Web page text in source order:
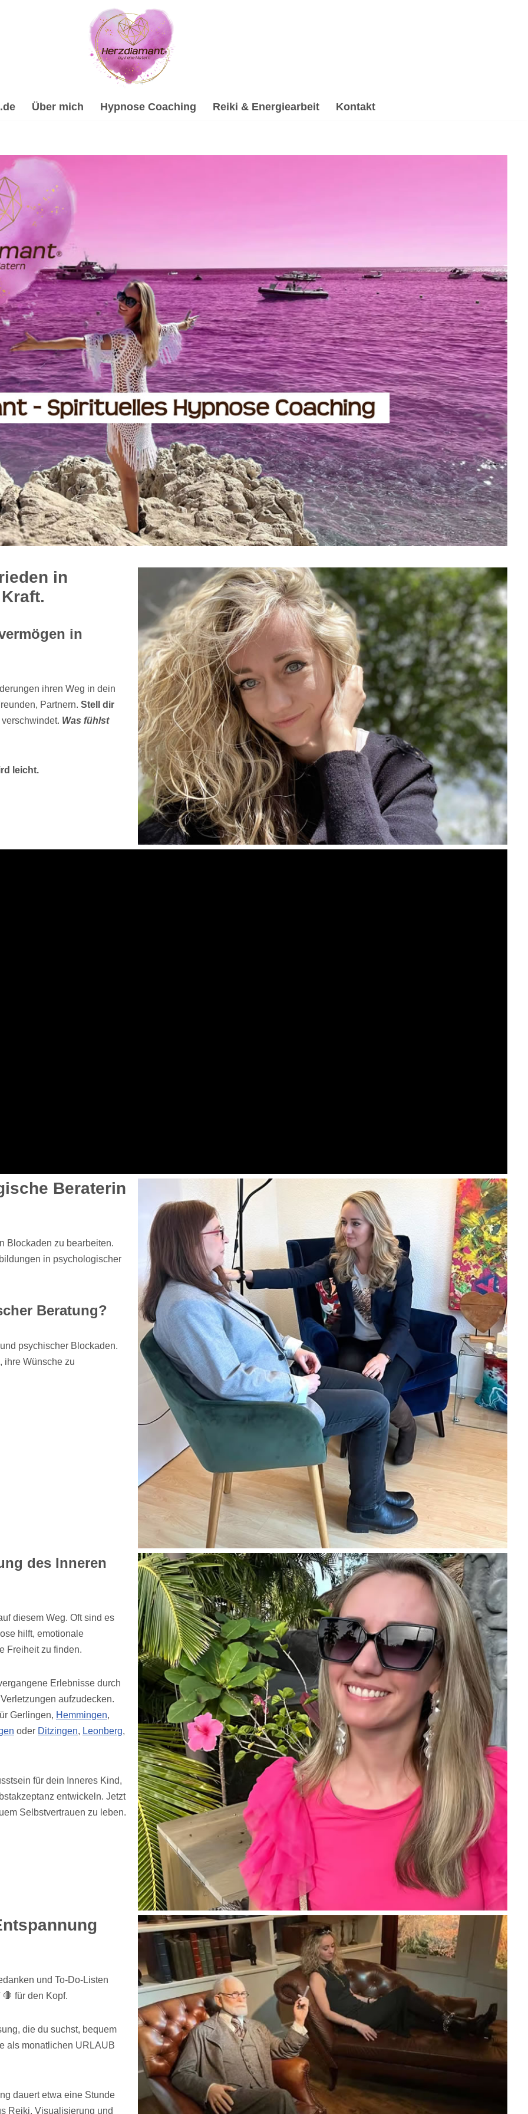
Über mich Hypnose Coaching Reiki & Energiearbeit Kontakt
Psychologische Beratung, Spirituelle Trauerverarbeitung & Trauerhilfe, Reiki & Energiearbeit,
& Trauerhilfe, ✔️ Hypnose, ✔️ Reiki & Energiearbeit, ✔️ Psychologische Beratung oder ✔️ Spirituelles
Coach & psychologische Beraterin in Gerlingen. Maßgeschneiderte Lösungen für Dich ✉.
in
in
ihren Weg in dein
Partnern. Stell dir
Was fühlst
leicht.
Beraterin
Blockaden zu bearbeiten.
in psychologischer
Beratung?
psychischer Blockaden.
ihre Wünsche zu
des Inneren
diesem Weg. Oft sind es
hilft, emotionale
Freiheit zu finden.
Erlebnisse durch
aufzudecken.
Gerlingen, Hemmingen,
oder Ditzingen, Leonberg,
für dein Inneres Kind,
entwickeln. Jetzt
Selbstvertrauen zu leben.
und To-Do-Listen
für den Kopf.
die du suchst, bequem
als monatlichen URLAUB
dauert etwa eine Stunde
Reiki, Visualisierung und